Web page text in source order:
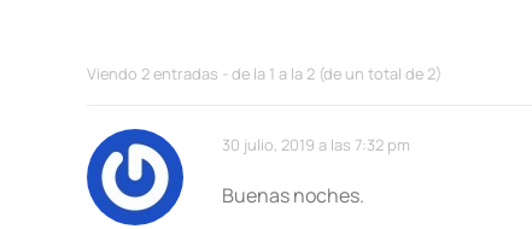
Viendo 2 entradas - de la 1 a la 2 (de un total de 2)
30 julio, 2019 a las 7:32 pm
Buenas noches.